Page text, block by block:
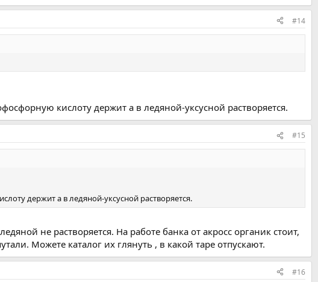
#14
кислоту держит а в ледяной-уксусной растворяется.
#15
держит а в ледяной-уксусной растворяется.
не растворяется. На работе банка от акросс органик стоит,
Можете каталог их глянуть , в какой таре отпускают.
#16